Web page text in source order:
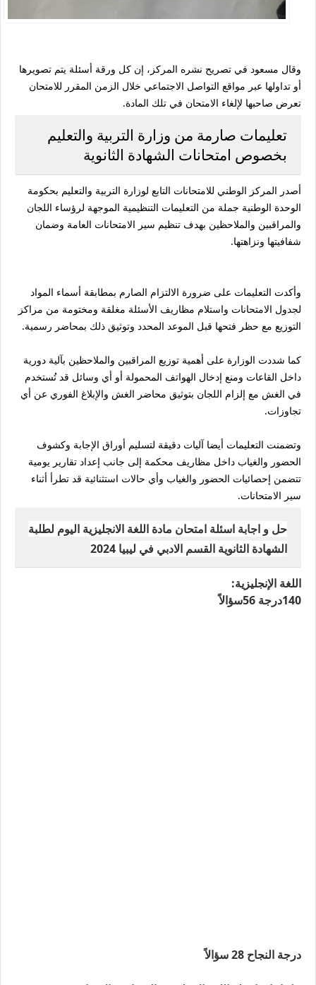
وقال مسعود في تصريح نشره المركز، إن كل ورقة أسئلة يتم تصويرها
أو تداولها عبر مواقع التواصل الاجتماعي خلال الزمن المقرر للامتحان
تعرض صاحبها لإلغاء الامتحان في تلك المادة.
تعليمات صارمة من وزارة التربية والتعليم
بخصوص امتحانات الشهادة الثانوية
أصدر المركز الوطني للامتحانات التابع لوزارة التربية والتعليم بحكومة
الوحدة الوطنية جملة من التعليمات التنظيمية الموجهة لرؤساء اللجان
والمراقبين والملاحظين بهدف تنظيم سير الامتحانات العامة وضمان
شفافيتها ونزاهتها.
وأكدت التعليمات على ضرورة الالتزام الصارم بمطابقة أسماء المواد
لجدول الامتحانات واستلام مظاريف الأسئلة مغلقة ومختومة من مراكز
التوزيع مع حظر فتحها قبل الموعد المحدد وتوثيق ذلك بمحاضر رسمية.
كما شددت الوزارة على أهمية توزيع المراقبين والملاحظين بآلية دورية
داخل القاعات ومنع إدخال الهواتف المحمولة أو أي وسائل قد تُستخدم
في الغش مع إلزام اللجان بتوثيق محاضر الغش والإبلاغ الفوري عن أي
تجاوزات.
وتضمنت التعليمات أيضا آليات دقيقة لتسليم أوراق الإجابة وكشوف
الحضور والغياب داخل مظاريف محكمة إلى جانب إعداد تقارير يومية
تتضمن إحصائيات الحضور والغياب وأي حالات استثنائية قد تطرأ أثناء
سير الامتحانات.
حل و اجابة اسئلة امتحان مادة اللغة الانجليزية اليوم لطلبة
الشهادة الثانوية القسم الادبي في ليبيا 2024
اللغة الإنجليزية:
140درجة 56سؤالاً
درجة النجاح 28 سؤالاً